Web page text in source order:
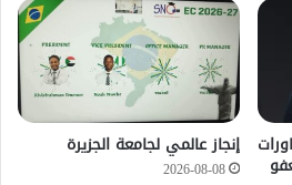
إنجاز عالمي لجامعة الجزيرة
2026-08-08